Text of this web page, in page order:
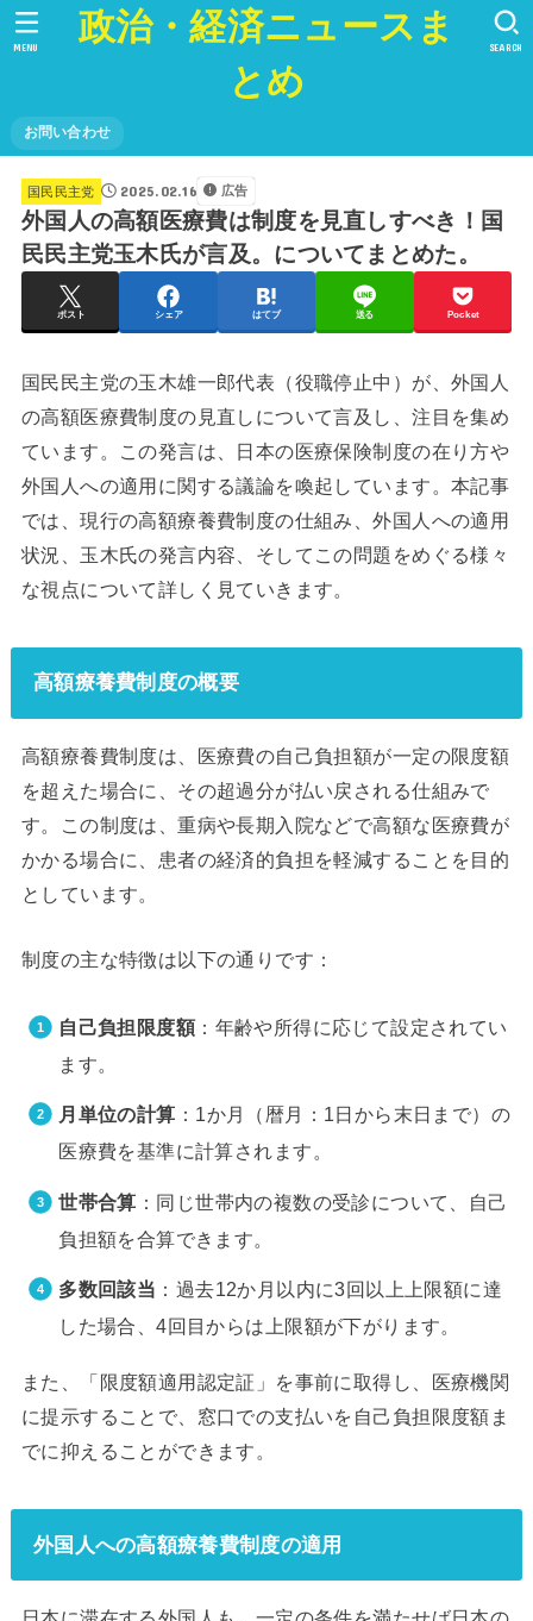
政治・経済ニュースま
とめ
お問い合わせ
SEARCH
MENU
国民民主党 2025.02.16 広告
外国人の高額医療費は制度を見直しすべき！国
民民主党玉木氏が言及。についてまとめた。
ポスト シェア はてブ 送る Pocket
国民民主党の玉木雄一郎代表（役職停止中）が、外国人
の高額医療費制度の見直しについて言及し、注目を集め
ています。この発言は、日本の医療保険制度の在り方や
外国人への適用に関する議論を喚起しています。本記事
では、現行の高額療養費制度の仕組み、外国人への適用
状況、玉木氏の発言内容、そしてこの問題をめぐる様々
な視点について詳しく見ていきます。
高額療養費制度の概要
高額療養費制度は、医療費の自己負担額が一定の限度額
を超えた場合に、その超過分が払い戻される仕組みで
す。この制度は、重病や長期入院などで高額な医療費が
かかる場合に、患者の経済的負担を軽減することを目的
としています。
制度の主な特徴は以下の通りです：
自己負担限度額：年齢や所得に応じて設定されてい
ます。
月単位の計算 ：1か月（暦月：1日から末日まで）の
医療費を基準に計算されます。
世帯合算 ：同じ世帯内の複数の受診について、自己
負担額を合算できます。
多数回該当 ：過去12か月以内に3回以上上限額に達
した場合、4回目からは上限額が下がります。
また、「限度額適用認定証」を事前に取得し、医療機関
に提示することで、窓口での支払いを自己負担限度額ま
でに抑えることができます。
外国人への高額療養費制度の適用